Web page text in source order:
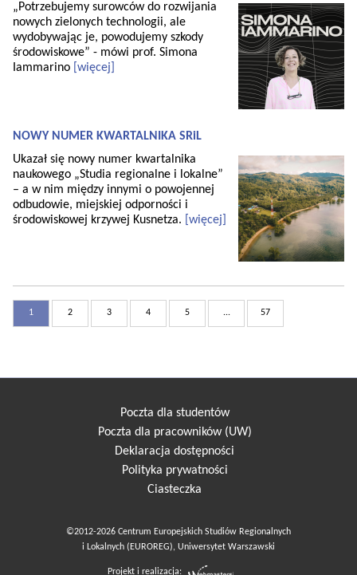
„Potrzebujemy surowców do rozwijania
nowych zielonych technologii, ale
wydobywając je, powodujemy szkody
środowiskowe” - mówi prof. Simona
Iammarino [więcej]
NOWY NUMER KWARTALNIKA SRiL
Ukazał się nowy numer kwartalnika
naukowego „Studia regionalne i lokalne”
– a w nim między innymi o powojennej
odbudowie, miejskiej odporności i
środowiskowej krzywej Kusnetza.
[więcej]
1 2 3 4 5 ... 57
Poczta dla studentów
Poczta dla pracowników (UW)
Deklaracja dostępności
Polityka prywatności
Ciasteczka
©2012-2026 Centrum Europejskich Studiów Regionalnych
i Lokalnych (EUROREG), Uniwersytet Warszawski
Projekt i realizacja: